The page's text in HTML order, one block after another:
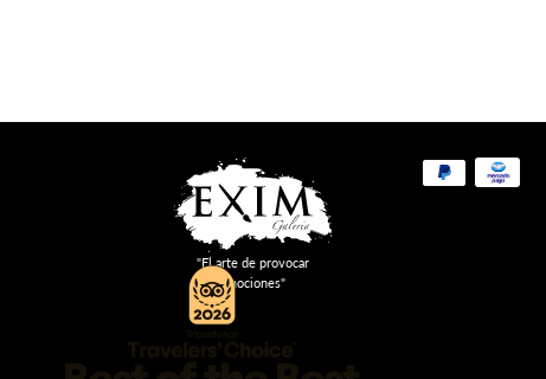
"El arte de provocar
emociones"
Métodos
de